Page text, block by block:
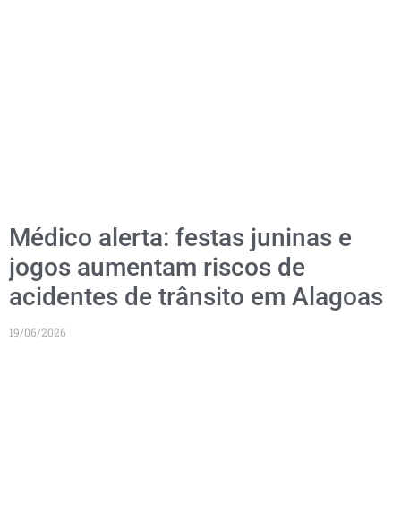
Médico alerta: festas juninas e
jogos aumentam riscos de
acidentes de trânsito em Alagoas
19/06/2026